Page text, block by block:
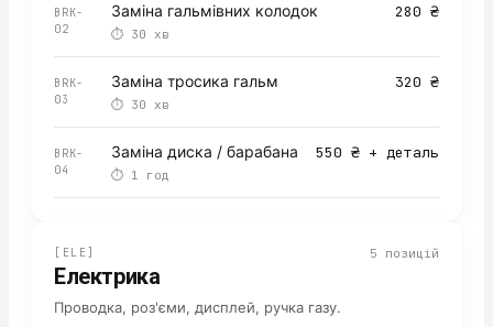
BRK-
02
Заміна гальмівних колодок
⏱ 30 хв
280 ₴
BRK-
03
Заміна тросика гальм
⏱ 30 хв
320 ₴
BRK-
04
Заміна диска / барабана
⏱ 1 год
550 ₴ + деталь
[ ELE]
Електрика
Проводка, роз'єми, дисплей, ручка газу.
5 позицій